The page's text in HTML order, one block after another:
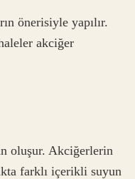
önerisiyle yapılır.
akciğer
oluşur. Akciğerlerin
farklı içerikli suyun